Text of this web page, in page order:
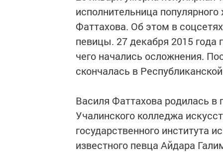
исполнительница
Фаттахова. Об этом в
певицы. 27 декабря 2015 года
чего начались осложнения.
скончалась в
Василя Фаттахова родилась в
Учалинского колледжа
государственного института
известного певца Айдара